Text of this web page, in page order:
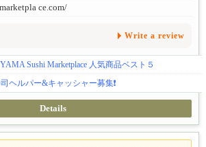
ce.com/
Write a review
YAMA Sushi Marketplace 人気商品ベスト５
ヘルパー&キャッシャー募集❗️
Details